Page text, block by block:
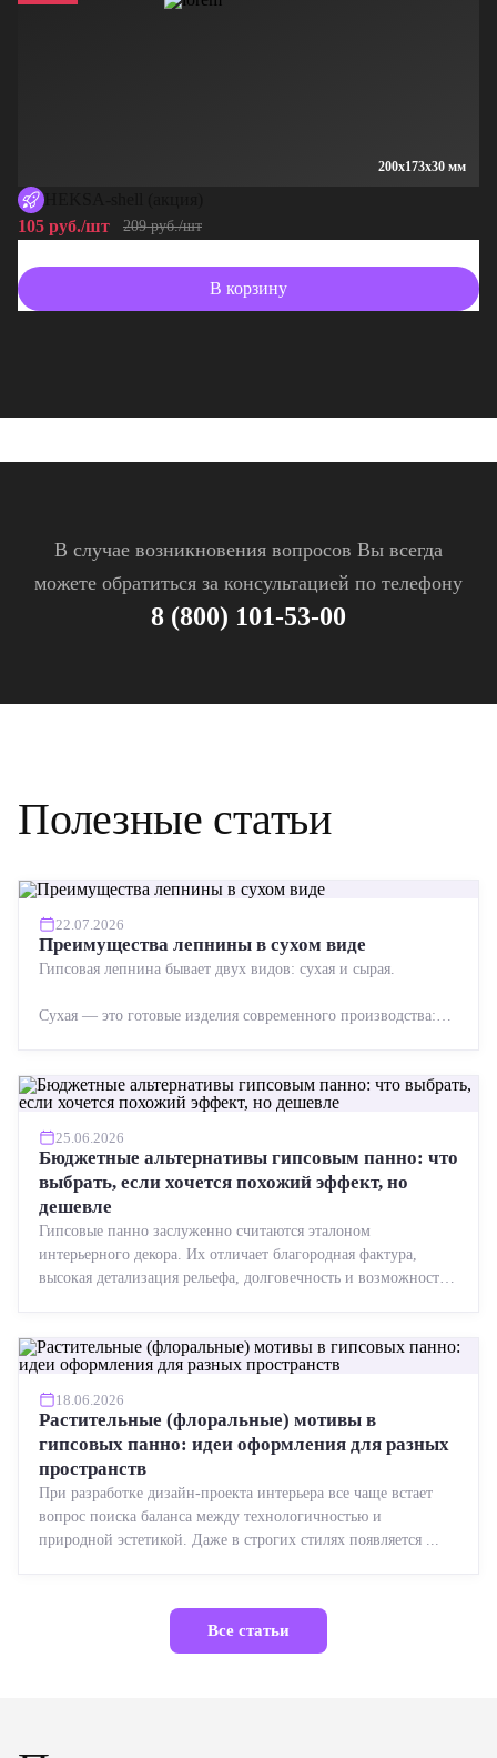
200x173x30 мм
105 руб./шт
209 руб./шт
В корзину
В случае возникновения вопросов Вы всегда
можете обратиться за консультацией по телефону
8 (800) 101-53-00
Полезные статьи
22.07.2026
Преимущества лепнины в сухом виде
Гипсовая лепнина бывает двух видов: сухая и сырая.
Сухая — это готовые изделия современного производства:
25.06.2026
Бюджетные альтернативы гипсовым панно: что
выбрать, если хочется похожий эффект, но
дешевле
Гипсовые панно заслуженно считаются эталоном
интерьерного декора. Их отличает благородная фактура,
высокая детализация рельефа, долговечность и возможность
18.06.2026
Растительные (флоральные) мотивы в
гипсовых панно: идеи оформления для разных
пространств
При разработке дизайн-проекта интерьера все чаще встает
вопрос поиска баланса между технологичностью и
природной эстетикой. Даже в строгих стилях появляется ...
Все статьи